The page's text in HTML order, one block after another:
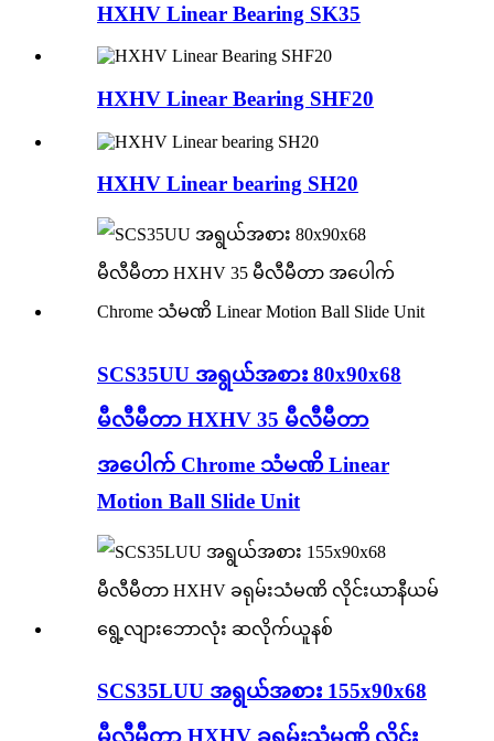
HXHV Linear Bearing SK35
HXHV Linear Bearing SHF20
HXHV Linear bearing SH20
SCS35UU အရွယ်အစား 80x90x68
မီလီမီတာ HXHV 35 မီလီမီတာ
အပေါက် Chrome သံမဏိ Linear
Motion Ball Slide Unit
SCS35LUU အရွယ်အစား 155x90x68